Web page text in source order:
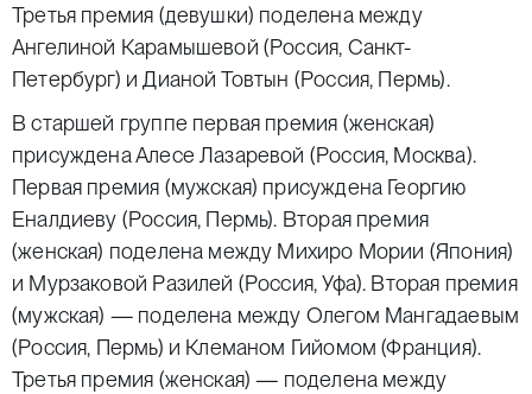
Третья премия (девушки) поделена между
Ангелиной Карамышевой (Россия, Санкт-
Петербург) и Дианой Товтын (Россия, Пермь).
В старшей группе первая премия (женская)
присуждена Алесе Лазаревой (Россия, Москва).
Первая премия (мужская) присуждена Георгию
Еналдиеву (Россия, Пермь). Вторая премия
(женская) поделена между Михиро Мории (Япония)
и Мурзаковой Разилей (Россия, Уфа). Вторая премия
(мужская) — поделена между Олегом Мангадаевым
(Россия, Пермь) и Клеманом Гийомом (Франция).
Третья премия (женская) — поделена между